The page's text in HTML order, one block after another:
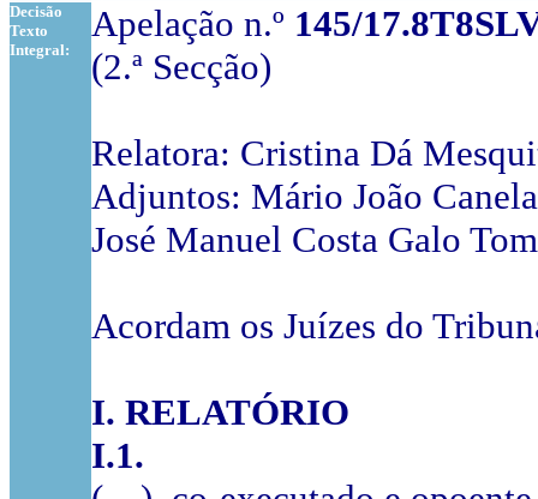
Decisão
Texto
Integral:
Apelação n.º 145/
(2.ª Secção)
Relatora: Cristina Dá
Adjuntos: Mário João
José Manuel Costa Galo
Acordam os Juízes do
I. RELATÓRIO
I.1.